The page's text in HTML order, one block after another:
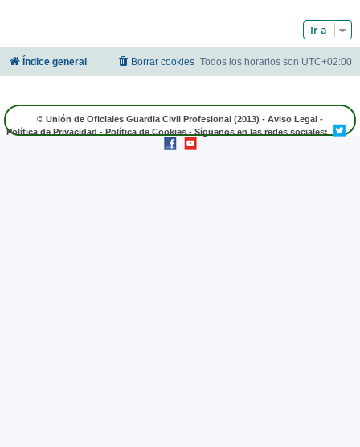
Ir a
Índice general Todos los horarios son UTC+02:00
Borrar cookies
© Unión de Oficiales Guardia Civil Profesional (2013) - Aviso Legal -
Política de Privacidad - Política de Cookies - Síguenos en las redes sociales: